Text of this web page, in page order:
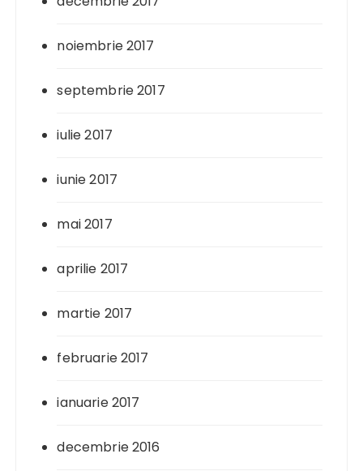
noiembrie 2017
septembrie 2017
iulie 2017
iunie 2017
mai 2017
aprilie 2017
martie 2017
februarie 2017
ianuarie 2017
decembrie 2016